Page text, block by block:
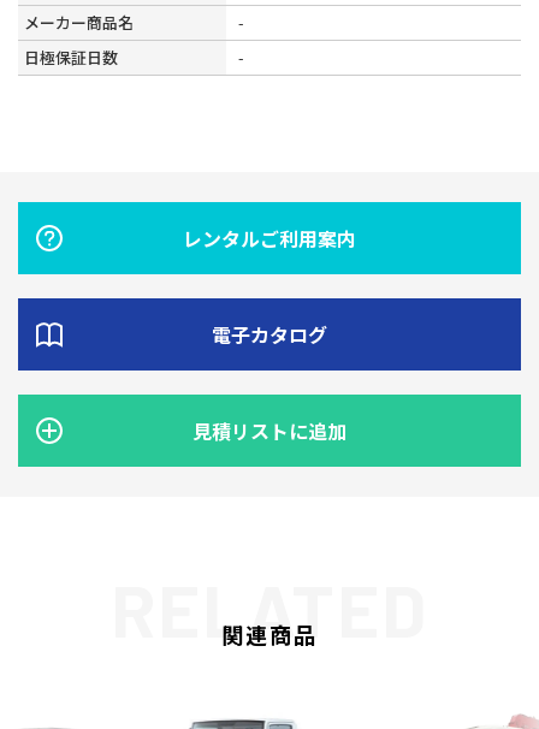
メーカー商品名
-
日極保証日数
-
レンタルご利用案内
電子カタログ
見積リストに追加
関連商品